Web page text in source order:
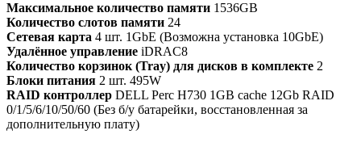
Максимальное количество памяти 1536GB
Количество слотов памяти 24
Сетевая карта 4 шт. 1GbE (Возможна установка 10GbE)
Удалённое управление iDRAC8
Количество корзинок (Tray) для дисков в комплекте 2
Блоки питания 2 шт. 495W
RAID контроллер DELL Perc H730 1GB cache 12Gb RAID
0/1/5/6/10/50/60 (Без б/у батарейки, восстановленная за
дополнительную плату)